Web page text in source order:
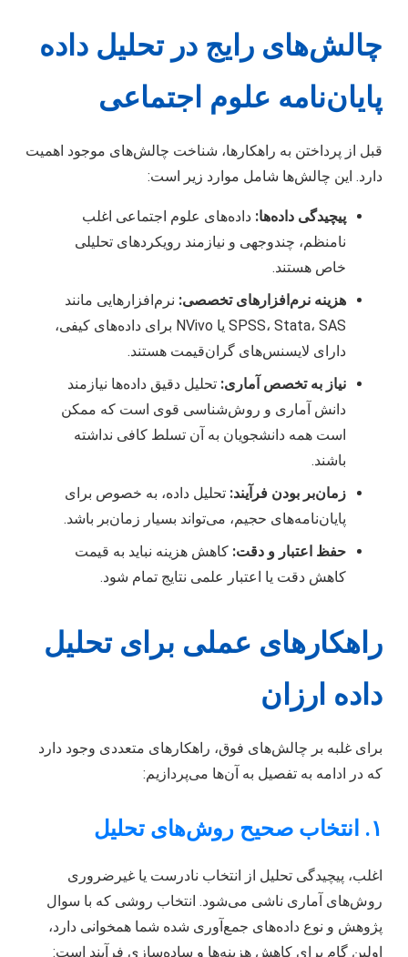
چالش‌های رایج در تحلیل داده
پایان‌نامه علوم اجتماعی
قبل از پرداختن به راهکارها، شناخت چالش‌های موجود اهمیت
دارد. این چالش‌ها شامل موارد زیر است:
پیچیدگی داده‌ها: داده‌های علوم اجتماعی اغلب
نامنظم، چندوجهی و نیازمند رویکردهای تحلیلی
خاص هستند.
هزینه نرم‌افزارهای تخصصی: نرم‌افزارهایی مانند
SPSS، Stata، SAS یا NVivo برای داده‌های کیفی،
دارای لایسنس‌های گران‌قیمت هستند.
نیاز به تخصص آماری: تحلیل دقیق داده‌ها نیازمند
دانش آماری و روش‌شناسی قوی است که ممکن
است همه دانشجویان به آن تسلط کافی نداشته
باشند.
زمان‌بر بودن فرآیند: تحلیل داده، به خصوص برای
پایان‌نامه‌های حجیم، می‌تواند بسیار زمان‌بر باشد.
حفظ اعتبار و دقت: کاهش هزینه نباید به قیمت
کاهش دقت یا اعتبار علمی نتایج تمام شود.
راهکارهای عملی برای تحلیل
داده ارزان
برای غلبه بر چالش‌های فوق، راهکارهای متعددی وجود دارد
که در ادامه به تفصیل به آن‌ها می‌پردازیم:
۱. انتخاب صحیح روش‌های تحلیل
اغلب، پیچیدگی تحلیل از انتخاب نادرست یا غیرضروری
روش‌های آماری ناشی می‌شود. انتخاب روشی که با سوال
پژوهش و نوع داده‌های جمع‌آوری شده شما همخوانی دارد،
اولین گام برای کاهش هزینه‌ها و ساده‌سازی فرآیند است: